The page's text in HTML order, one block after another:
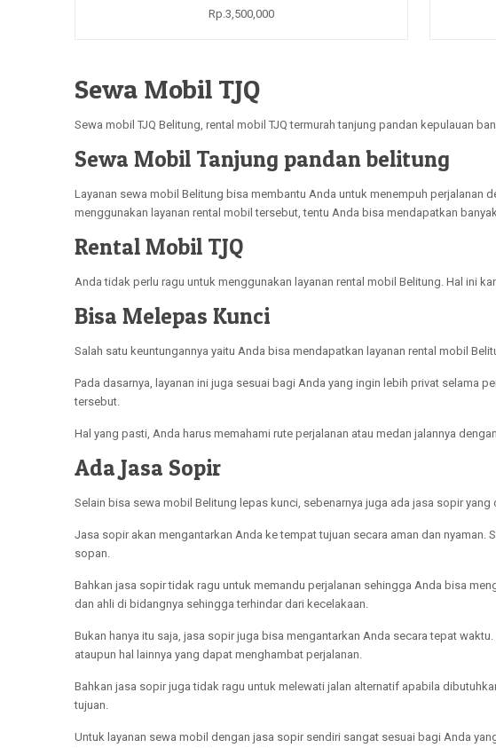
Rp.3,500,000
Sewa Mobil TJQ
Sewa mobil TJQ Belitung, rental mobil TJQ termurah tanjung pandan kepulauan
Sewa Mobil Tanjung pandan belitung
Layanan sewa mobil Belitung bisa membantu Anda untuk menempuh perjalanan
menggunakan layanan rental mobil tersebut, tentu Anda bisa mendapatkan
Rental Mobil TJQ
Anda tidak perlu ragu untuk menggunakan layanan rental mobil Belitung. Hal ini
Bisa Melepas Kunci
Salah satu keuntungannya yaitu Anda bisa mendapatkan layanan rental mobil
Pada dasarnya, layanan ini juga sesuai bagi Anda yang ingin lebih privat selama
tersebut.
Hal yang pasti, Anda harus memahami rute perjalanan atau medan jalannya
Ada Jasa Sopir
Selain bisa sewa mobil Belitung lepas kunci, sebenarnya juga ada jasa sopir
Jasa sopir akan mengantarkan Anda ke tempat tujuan secara aman dan
sopan.
Bahkan jasa sopir tidak ragu untuk memandu perjalanan sehingga Anda bisa
dan ahli di bidangnya sehingga terhindar dari kecelakaan.
Bukan hanya itu saja, jasa sopir juga bisa mengantarkan Anda secara tepat
ataupun hal lainnya yang dapat menghambat perjalanan.
Bahkan jasa sopir juga tidak ragu untuk melewati jalan alternatif apabila
tujuan.
Untuk layanan sewa mobil dengan jasa sopir sendiri sangat sesuai bagi Anda